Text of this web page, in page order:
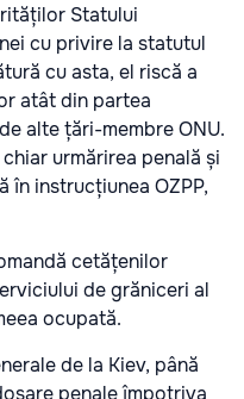
Statului
cu privire la statutul
cu asta, el riscă a
atât din partea
alte țări-membre ONU.
urmărirea penală și
în instrucțiunea OZPP,
cetățenilor
de grăniceri al
ocupată.
de la Kiev, până
penale împotriva